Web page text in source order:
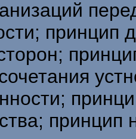
принцип
принцип